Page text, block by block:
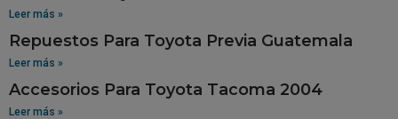
Leer más »
Repuestos Para Toyota Previa Guatemala
Leer más »
Accesorios Para Toyota Tacoma 2004
Leer más »